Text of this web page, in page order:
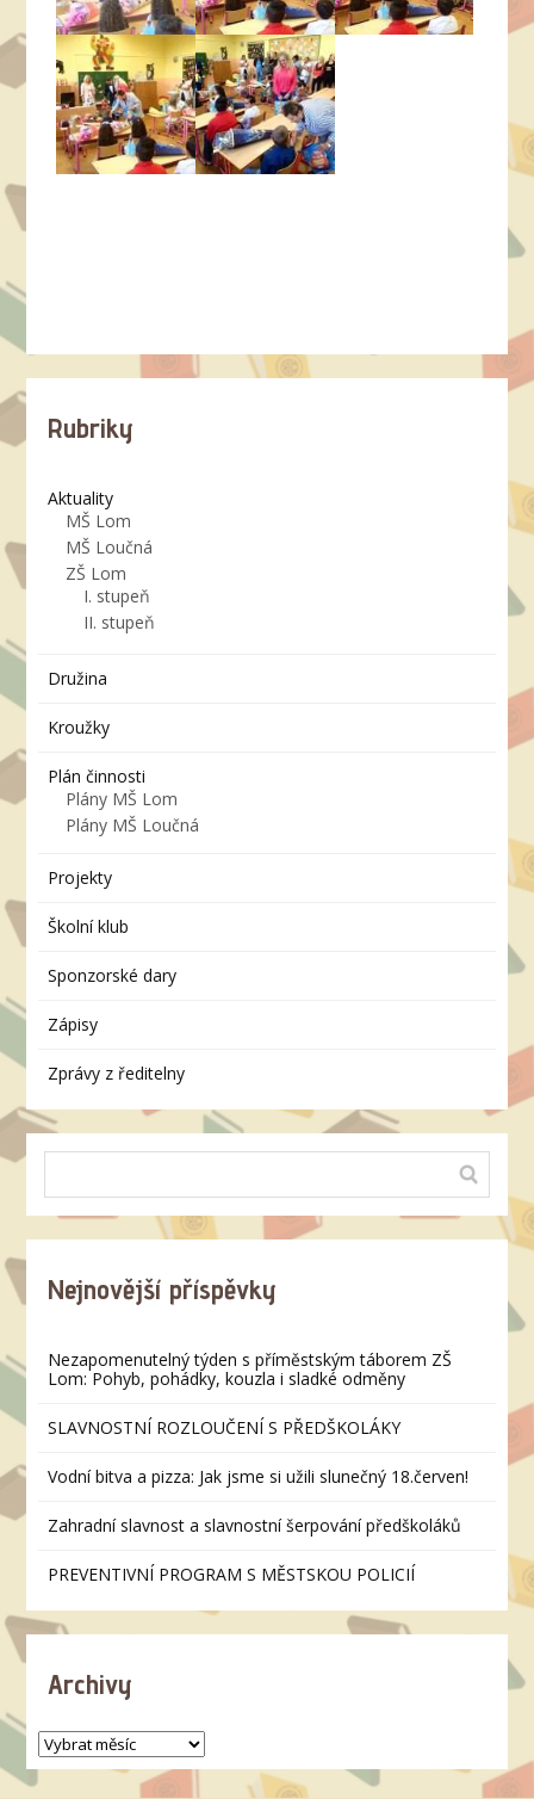
Rubriky
Aktuality
MŠ Lom
MŠ Loučná
ZŠ Lom
I. stupeň
II. stupeň
Družina
Kroužky
Plán činnosti
Plány MŠ Lom
Plány MŠ Loučná
Projekty
Školní klub
Sponzorské dary
Zápisy
Zprávy z ředitelny
Nejnovější příspěvky
Nezapomenutelný týden s příměstským táborem ZŠ
Lom: Pohyb, pohádky, kouzla i sladké odměny
SLAVNOSTNÍ ROZLOUČENÍ S PŘEDŠKOLÁKY
Vodní bitva a pizza: Jak jsme si užili slunečný 18.červen!
Zahradní slavnost a slavnostní šerpování předškoláků
PREVENTIVNÍ PROGRAM S MĚSTSKOU POLICIÍ
Archivy